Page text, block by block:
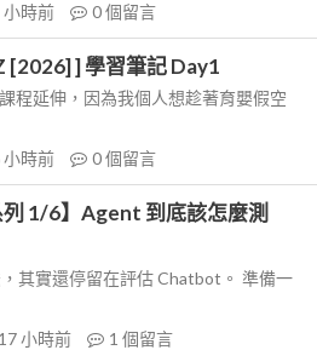
小時前 0個留言
] 學習筆記 Day1
程延伸，因為我個人想趁著育嬰假空
小時前 0個留言
1/6】Agent 到底該怎麼測
其實還停留在評估 Chatbot。 準備一
17 小時前 1 個留言